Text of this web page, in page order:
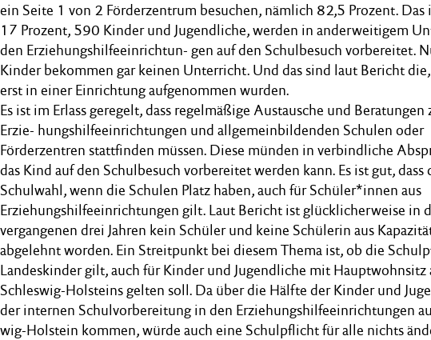
ein Seite 1 von 2 Förderzentrum besuchen, nämlich 82,5 Prozent. Das
17 Prozent, 590 Kinder und Jugendliche, werden in anderweitigem
den Erziehungshilfeeinrichtun- gen auf den Schulbesuch vorbereitet.
Kinder bekommen gar keinen Unterricht. Und das sind laut Bericht
erst in einer Einrichtung aufgenommen wurden.
Es ist im Erlass geregelt, dass regelmäßige Austausche und Beratungen
Erzie- hungshilfeeinrichtungen und allgemeinbildenden Schulen oder
Förderzentren stattfinden müssen. Diese münden in verbindliche
das Kind auf den Schulbesuch vorbereitet werden kann. Es ist gut, dass
Schulwahl, wenn die Schulen Platz haben, auch für Schüler*innen aus
Erziehungshilfeeinrichtungen gilt. Laut Bericht ist glücklicherweise in
vergangenen drei Jahren kein Schüler und keine Schülerin aus
abgelehnt worden. Ein Streitpunkt bei diesem Thema ist, ob die
Landeskinder gilt, auch für Kinder und Jugendliche mit Hauptwohnsitz
Schleswig-Holsteins gelten soll. Da über die Hälfte der Kinder und
der internen Schulvorbereitung in den Erziehungshilfeeinrichtungen
wig-Holstein kommen, würde auch eine Schulpflicht für alle nichts